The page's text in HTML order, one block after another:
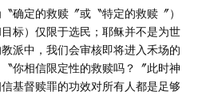
确定的救赎〞或〝特定的救赎〞）
标）仅限于选民；耶稣并不是为世
派中，我们会审核即将进入禾场的
你相信限定性的救赎吗？〞此时神
基督赎罪的功效对所有人都是足够